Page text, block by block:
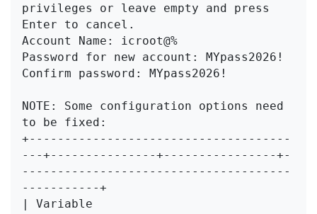
privileges or leave empty and press
Enter to cancel.
Account Name: icroot@%
Password for new account: MYpass2026!
Confirm password: MYpass2026!
NOTE: Some configuration options need
to be fixed:
+-------------------------------------
---+---------------+----------------+-
--------------------------------------
-----------+
| Variable